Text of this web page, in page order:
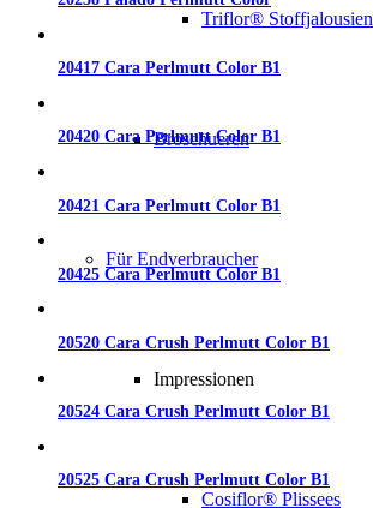
Triflor® Stoffjalousien
Broschueren
Für Endverbraucher
Impressionen
Cosiflor® Plissees
20417 Cara Perlmutt Color B1
20420 Cara Perlmutt Color B1
20421 Cara Perlmutt Color B1
20425 Cara Perlmutt Color B1
20520 Cara Crush Perlmutt Color B1
20524 Cara Crush Perlmutt Color B1
20525 Cara Crush Perlmutt Color B1